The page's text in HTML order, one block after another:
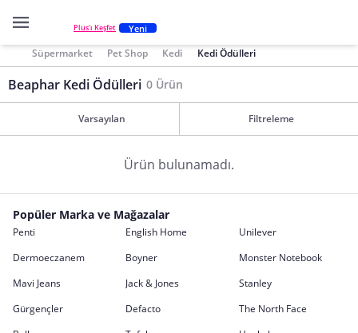
Plus'ı Keşfet Yeni
Süpermarket Pet Shop Kedi Kedi Ödülleri
Beaphar Kedi Ödülleri 0 Ürün
Varsayılan Filtreleme
Ürün bulunamadı.
Popüler Marka ve Mağazalar
Penti English Home
Unilever
Dermoeczanem
Boyner
Monster Notebook
Mavi Jeans
Jack & Jones
Stanley
Gürgençler
Defacto
The North Face